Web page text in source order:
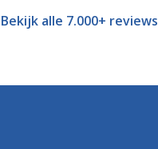
Bekijk alle 7.000+ reviews